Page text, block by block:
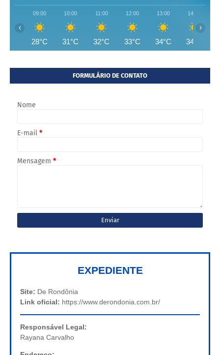
09:00
28°C
10:00
31°C
11:00
32°C
12:00
33°C
13:00
34°C
14:00
34°C
‹ ›
FORMULÁRIO DE CONTATO
Nome
E-mail *
Mensagem *
EXPEDIENTE
Site: De Rondônia
Link oficial: https://www.derondonia.com.br/
Responsável Legal:
Rayana Carvalho